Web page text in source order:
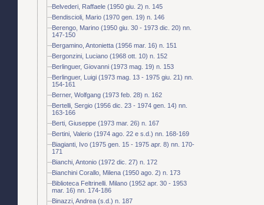
Belvederi, Raffaele (1950 giu. 2) n. 145
Bendiscioli, Mario (1970 gen. 19) n. 146
Berengo, Marino (1950 giu. 30 - 1973 dic. 20) nn.
147-150
Bergamino, Antonietta (1956 mar. 16) n. 151
Bergonzini, Luciano (1968 ott. 10) n. 152
Berlinguer, Giovanni (1973 mag. 19) n. 153
Berlinguer, Luigi (1973 mag. 13 - 1975 giu. 21) nn.
154-161
Berner, Wolfgang (1973 feb. 28) n. 162
Bertelli, Sergio (1956 dic. 23 - 1974 gen. 14) nn.
163-166
Berti, Giuseppe (1973 mar. 26) n. 167
Bertini, Valerio (1974 ago. 22 e s.d.) nn. 168-169
Biagianti, Ivo (1975 gen. 15 - 1975 apr. 8) nn. 170-
171
Bianchi, Antonio (1972 dic. 27) n. 172
Bianchini Corallo, Milena (1950 ago. 2) n. 173
Biblioteca Feltrinelli. Milano (1952 apr. 30 - 1953
mar. 16) nn. 174-186
Binazzi, Andrea (s.d.) n. 187